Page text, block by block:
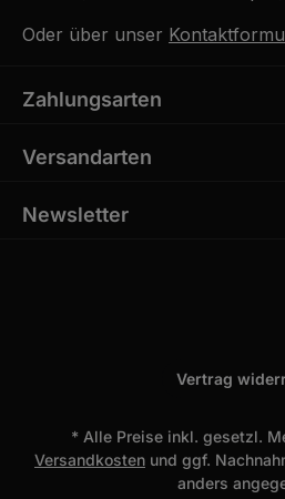
Oder über unser
Zahlungsarten
Versandarten
Newsletter
Vertrag
* Alle Preise inkl. gesetzl.
Versandkosten und ggf.
anders